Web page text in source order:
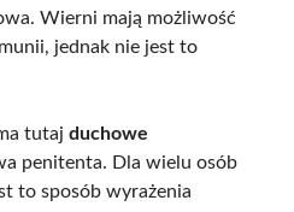
Wierni mają możliwość
jednak nie jest to
tutaj duchowe
penitenta. Dla wielu osób
to sposób wyrażenia